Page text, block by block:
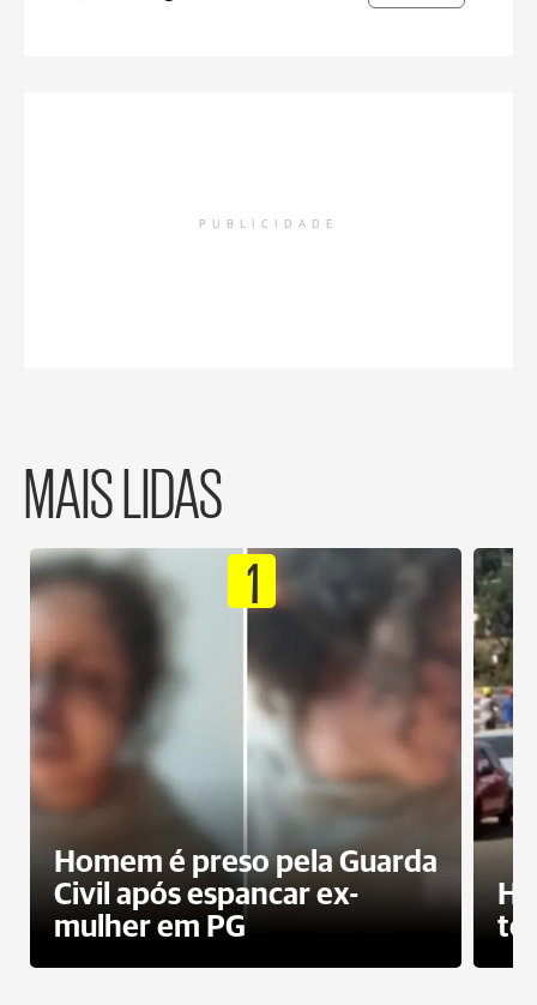
PUBLICIDADE
MAIS LIDAS
1
Homem é preso pela Guarda
Civil após espancar ex-
mulher em PG